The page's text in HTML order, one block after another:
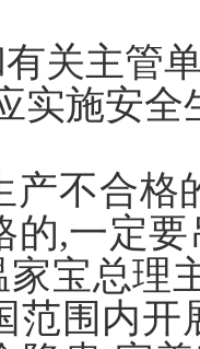
关主管
实施安
不合格
的,一定
家宝总理
范围内